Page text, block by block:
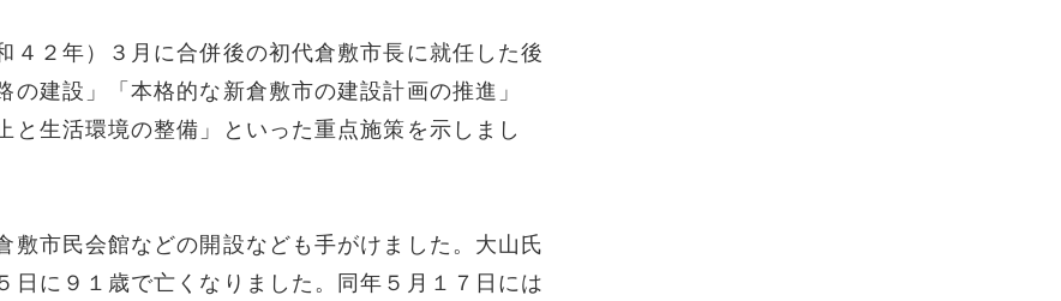
２年）３月に合併後の初代倉敷市長に就任した後
建設」「本格的な新倉敷市の建設計画の推進」
と生活環境の整備」といった重点施策を示しまし
敷市民会館などの開設なども手がけました。大山氏
に９１歳で亡くなりました。同年５月１７日には